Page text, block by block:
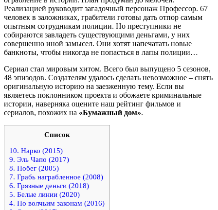
Реализацией руководит загадочный персонаж Профессор. 67
человек в заложниках, грабители готовы дать отпор самым
опытным сотрудникам полиции. Но преступники не
собираются завладеть существующими деньгами, у них
совершенно иной замысел. Они хотят напечатать новые
банкноты, чтобы никогда не попасться в лапы полиции…
Сериал стал мировым хитом. Всего был выпущено 5 сезонов,
48 эпизодов. Создателям удалось сделать невозможное – снять
оригинальную историю на заезженную тему. Если вы
являетесь поклонником проекта и обожаете криминальные
истории, наверняка оцените наш рейтинг фильмов и
сериалов, похожих на «Бумажный дом».
Список
10. Нарко (2015)
9. Эль Чапо (2017)
8. Побег (2005)
7. Грабь награбленное (2008)
6. Грязные деньги (2018)
5. Белые линии (2020)
4. По волчьим законам (2016)